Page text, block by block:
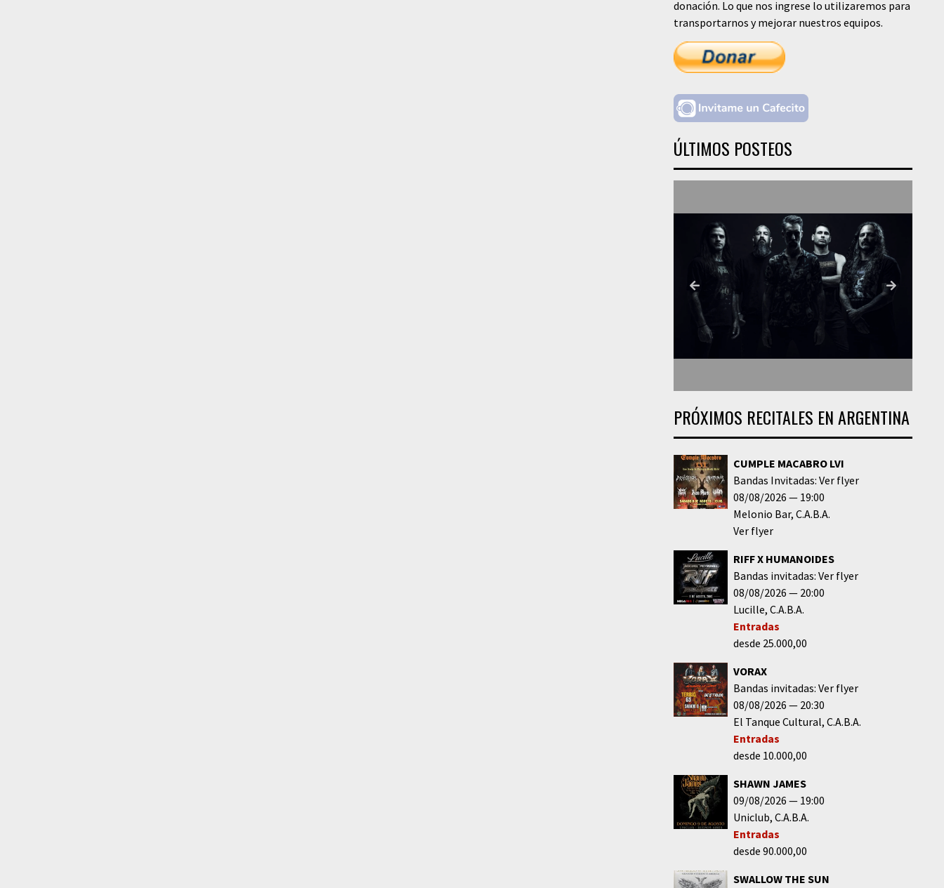
donación. Lo que nos ingrese lo utilizaremos para
transportarnos y mejorar nuestros equipos.
ÚLTIMOS POSTEOS
PRÓXIMOS RECITALES EN ARGENTINA
CUMPLE MACABRO LVI
Bandas Invitadas: Ver flyer
08/08/2026
19:00
Melonio Bar C.A.B.A.
Ver flyer
RIFF X HUMANOIDES
Bandas invitadas: Ver flyer
08/08/2026
20:00
Lucille C.A.B.A.
Entradas
desde 25.000,00
VORAX
Bandas invitadas: Ver flyer
08/08/2026
20:30
El Tanque Cultural C.A.B.A.
Entradas
desde 10.000,00
SHAWN JAMES
09/08/2026
19:00
Uniclub C.A.B.A.
Entradas
desde 90.000,00
SWALLOW THE SUN